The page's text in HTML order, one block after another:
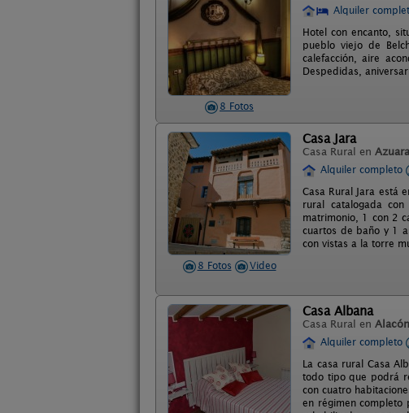
8 Fotos
Alquiler
Hotel con encanto,
pueblo viejo de
calefacción, aire
Despedidas,
8 Fotos Video
Casa Jara
Casa Rural en Azuara
Alquiler completo
Casa Rural Jara está
rural catalogada
matrimonio, 1 con 2
cuartos de baño y 1
con vistas a la torre
Casa Albana
Casa Rural en Alacón
Alquiler completo
La casa rural Casa
todo tipo que podrá
con cuatro
en régimen completo